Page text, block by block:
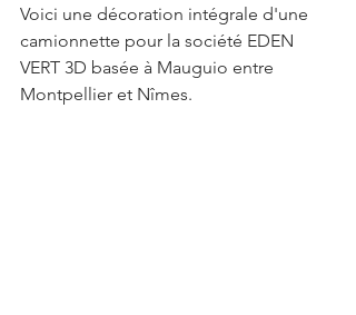
Voici une décoration intégrale d'une
camionnette pour la société EDEN
VERT 3D basée à Mauguio entre
Montpellier et Nîmes.